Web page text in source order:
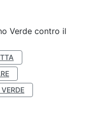
Verde contro il